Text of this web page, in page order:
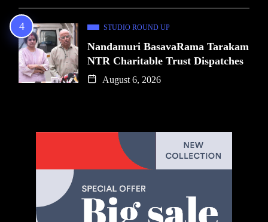
STUDIO ROUND UP
Nandamuri BasavaRama Tarakam
NTR Charitable Trust Dispatches
August 6, 2026